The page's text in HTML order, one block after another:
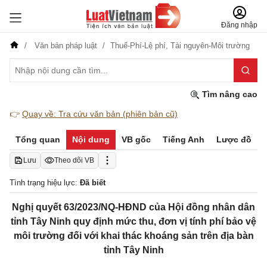
Đăng nhập
Văn bản pháp luật Thuế-Phí-Lệ phí, Tài nguyên-Môi trường
Tìm nâng cao
👉 Quay về: Tra cứu văn bản (phiên bản cũ)
Tổng quan Nội dung VB gốc Tiếng Anh Lược đồ
Lưu Theo dõi VB
Tình trạng hiệu lực: Đã biết
Nghị quyết 63/2023/NQ-HĐND của Hội đồng nhân dân
tỉnh Tây Ninh quy định mức thu, đơn vị tính phí bảo vệ
môi trường đối với khai thác khoáng sản trên địa bàn
tỉnh Tây Ninh